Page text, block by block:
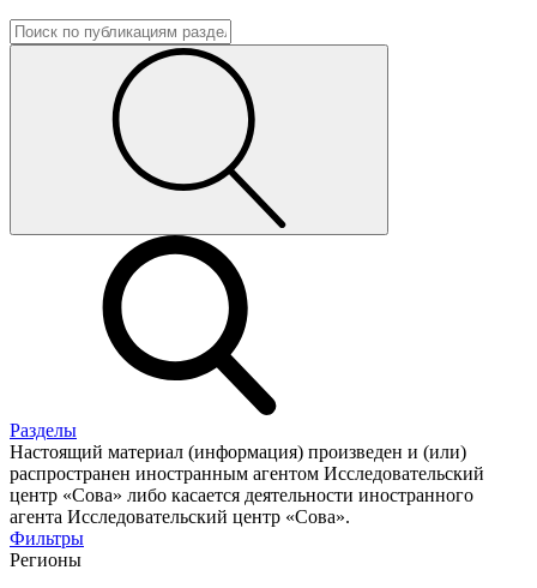
Разделы
Настоящий материал (информация) произведен и (или)
распространен иностранным агентом Исследовательский
центр «Сова» либо касается деятельности иностранного
агента Исследовательский центр «Сова».
Фильтры
Регионы